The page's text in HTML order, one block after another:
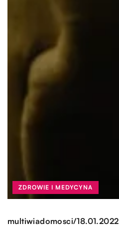
ZDROWIE I MEDYCYNA
multiwiadomosci/18.01.2022